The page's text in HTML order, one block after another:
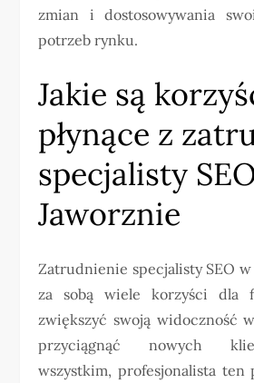
zmian i dostosowywania
potrzeb rynku.
Jakie są
płynące z
specjalisty
Jaworznie
Zatrudnienie specjalisty SEO
za sobą wiele korzyści dla
zwiększyć swoją widoczność
przyciągnąć nowych
wszystkim, profesjonalista ten